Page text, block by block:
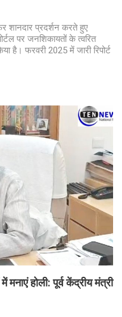
शानदार प्रदर्शन करते हुए
पर जनशिकायतों के त्वरित
है। फरवरी 2025 में जारी रिपोर्ट
होली: पूर्व केंद्रीय मंत्री